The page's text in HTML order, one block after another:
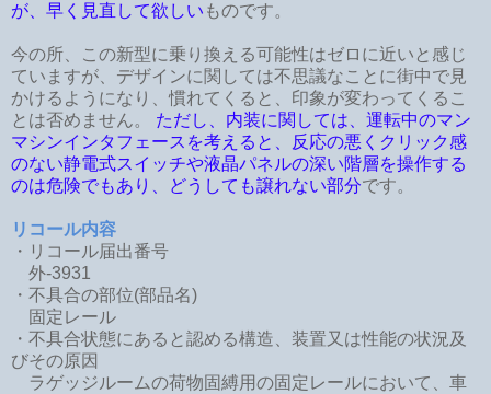
が、早く見直して欲しい ものです。
今の所、この新型に乗り換える可能性はゼロに近いと感じ
ていますが、デザインに関しては不思議なことに街中で見
かけるようになり、慣れてくると、印象が変わってくるこ
とは否めません。 ただし、内装に関しては、運転中のマン
マシンインタフェースを考えると、反応の悪くクリック感
のない静電式スイッチや液晶パネルの深い階層を操作する
のは危険でもあり、どうしても譲れない部分です。
リコール内容
・リコール届出番号
外-3931
・不具合の部位(部品名)
固定レール
・不具合状態にあると認める構造、装置又は性能の状況及
びその原因
ラゲッジルームの荷物固縛用の固定レールにおいて、車